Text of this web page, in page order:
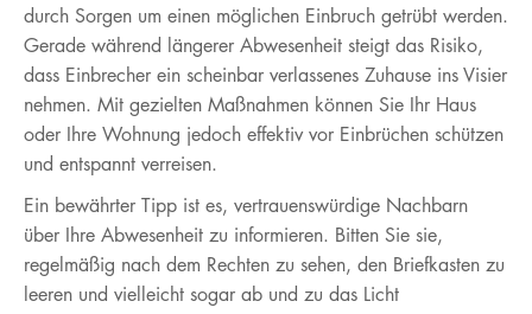
durch Sorgen um einen möglichen Einbruch getrübt werden.
Gerade während längerer Abwesenheit steigt das Risiko,
dass Einbrecher ein scheinbar verlassenes Zuhause ins Visier
nehmen. Mit gezielten Maßnahmen können Sie Ihr Haus
oder Ihre Wohnung jedoch effektiv vor Einbrüchen schützen
und entspannt verreisen.
Ein bewährter Tipp ist es, vertrauenswürdige Nachbarn
über Ihre Abwesenheit zu informieren. Bitten Sie sie,
regelmäßig nach dem Rechten zu sehen, den Briefkasten zu
leeren und vielleicht sogar ab und zu das Licht